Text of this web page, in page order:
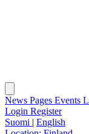
News Pages Events
Login Register
Suomi | English